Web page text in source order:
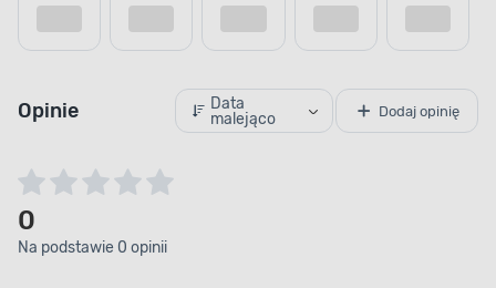
Opinie
Data
malejąco
Dodaj opinię
0
Na podstawie 0 opinii